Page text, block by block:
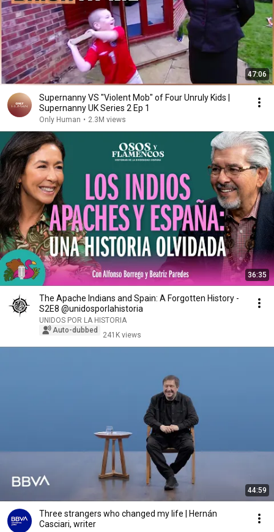
47:06
Supernanny VS "Violent Mob" of Four Unruly Kids |
Supernanny UK Series 2 Ep 1
Only Human • 2.3M views
36:35
The Apache Indians and Spain: A Forgotten History -
S2E8 @unidosporlahistoria
UNIDOS POR LA HISTORIA
Auto-dubbed
241K views
44:59
Three strangers who changed my life | Hernán
Casciari, writer